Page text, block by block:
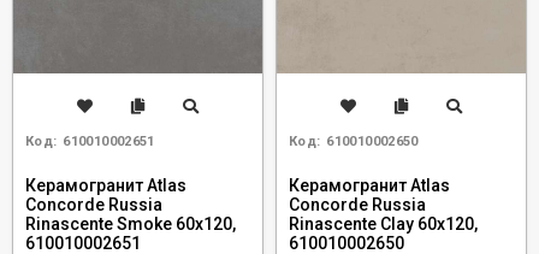
Код: 610010002651
Керамогранит Atlas
Concorde Russia
Rinascente Smoke 60x120,
610010002651
Код: 610010002650
Керамогранит Atlas
Concorde Russia
Rinascente Clay 60x120,
610010002650